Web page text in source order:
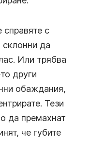
с
склонни да
Или трябва
други
обаждания,
Тези
да премахнат
че губите